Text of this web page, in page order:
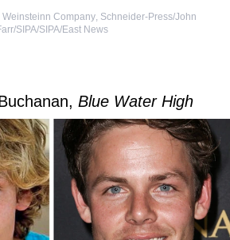
Weinsteinn Company, Schneider-Press/John
SIPA/SIPA/East News
Blue Water High